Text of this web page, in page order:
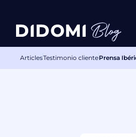
ArticlesTestimonio clientePrensa